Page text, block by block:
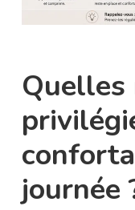
Quelles
journée